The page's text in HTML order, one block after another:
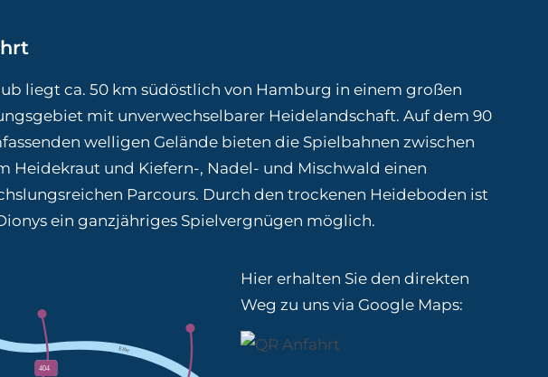
liegt ca. 50 km südöstlich von Hamburg in einem großen
mit unverwechselbarer Heidelandschaft. Auf dem 90
welligen Gelände bieten die Spielbahnen zwischen
Heidekraut und Kiefern-, Nadel- und Mischwald einen
Parcours. Durch den trockenen Heideboden ist
ein ganzjähriges Spielvergnügen möglich.
Hier erhalten Sie den direkten
Weg zu uns via Google Maps: